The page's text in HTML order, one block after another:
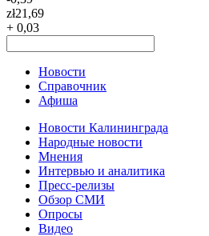
zł21,69
+ 0,03
Новости
Справочник
Афиша
Новости Калининграда
Народные новости
Мнения
Интервью и аналитика
Пресс-релизы
Обзор СМИ
Опросы
Видео